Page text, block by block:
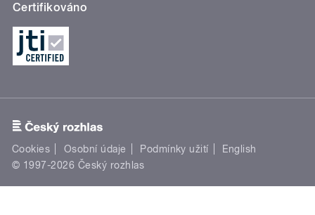
Certifikováno
Cookies Osobní údaje Podmínky užití
English
© 1997-2026 Český rozhlas